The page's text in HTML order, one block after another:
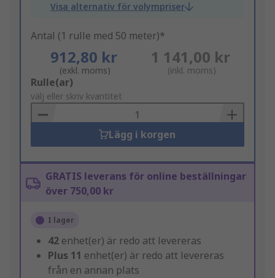
Visa alternativ för volympriser
Antal (1 rulle med 50 meter)*
912,80 kr
(exkl. moms)
1 141,00 kr
(inkl. moms)
Add
to
Basket
Rulle(ar)
välj eller skriv kvantitet
Lägg i korgen
GRATIS leverans för online beställningar
över 750,00 kr
I lager
42 enhet(er) är redo att levereras
Plus 11 enhet(er) är redo att levereras
från en annan plats